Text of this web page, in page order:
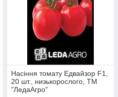
Насіння томату Едвайзор F1,
20 шт., низькорослого, ТМ
"ЛедаАгро"